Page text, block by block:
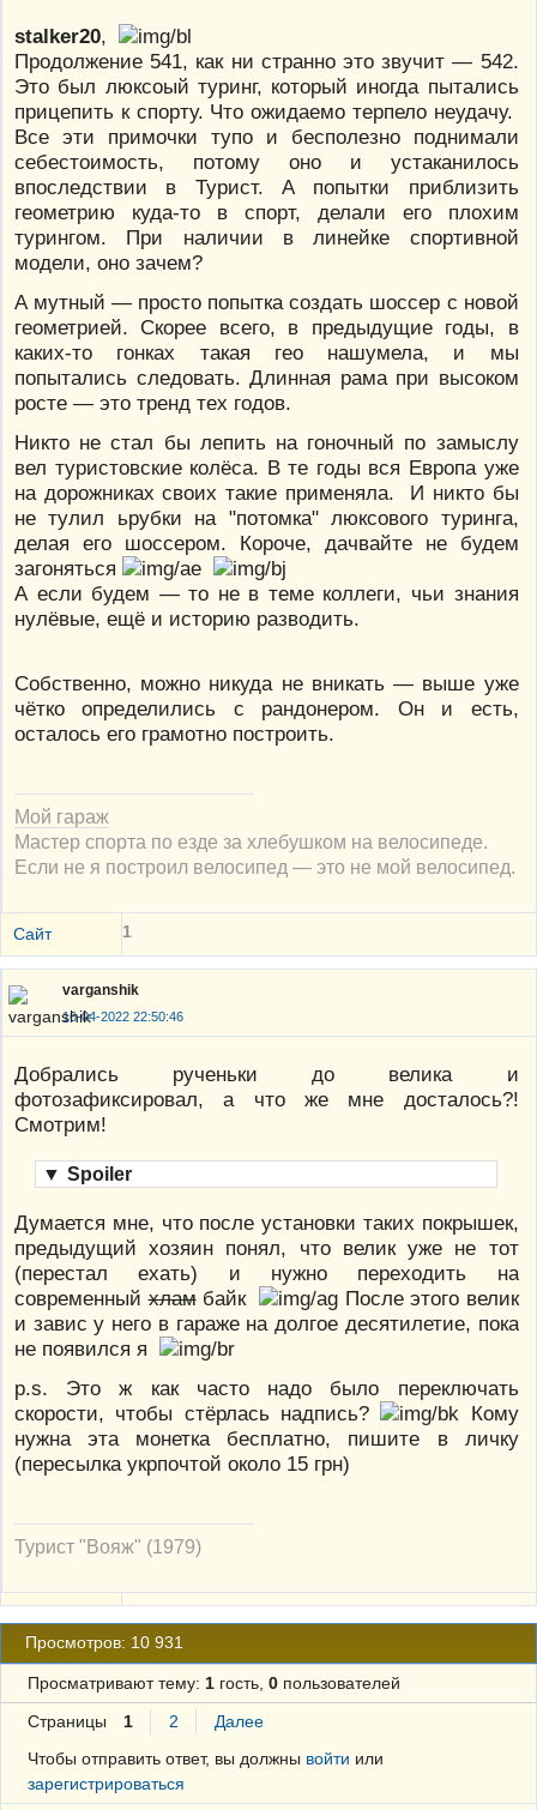
stalker20,
Продолжение 541, как ни странно это звучит — 542.
Это был люксоый туринг, который иногда пытались
прицепить к спорту. Что ожидаемо терпело неудачу.
Все эти примочки тупо и бесполезно поднимали
себестоимость, потому оно и устаканилось
впоследствии в Турист. А попытки приблизить
геометрию куда-то в спорт, делали его плохим
турингом. При наличии в линейке спортивной
модели, оно зачем?
А мутный — просто попытка создать шоссер с новой
геометрией. Скорее всего, в предыдущие годы, в
каких-то гонках такая гео нашумела, и мы
попытались следовать. Длинная рама при высоком
росте — это тренд тех годов.
Никто не стал бы лепить на гоночный по замыслу
вел туристовские колёса. В те годы вся Европа уже
на дорожниках своих такие применяла. И никто бы
не тулил ьрубки на "потомка" люксового туринга,
делая его шоссером. Короче, дачвайте не будем
загоняться
А если будем — то не в теме коллеги, чьи знания
нулёвые, ещё и историю разводить.
Собственно, можно никуда не вникать — выше уже
чётко определились с рандонером. Он и есть,
осталось его грамотно построить.
Мой гараж
Мастер спорта по езде за хлебушком на велосипеде.
Если не я построил велосипед — это не мой велосипед.
Сайт 1
varganshik
16-04-2022 22:50:46
Добрались рученьки до велика и
фотозафиксировал, а что же мне досталось?!
Смотрим!
▼ Spoiler
Думается мне, что после установки таких покрышек,
предыдущий хозяин понял, что велик уже не тот
(перестал ехать) и нужно переходить на
современныйхламбайк
После этого велик
и завис у него в гараже на долгое десятилетие, пока
не появился я
p.s. Это ж как часто надо было переключать
скорости, чтобы стёрлась надпись?
Кому
нужна эта монетка бесплатно, пишите в личку
(пересылка укрпочтой около 15 грн)
Турист "Вояж" (1979)
Просмотров: 10 931
Просматривают тему: 1гость, 0пользователей
Страницы 1 2
Далее
Чтобы отправить ответ, вы должны войти или
зарегистрироваться